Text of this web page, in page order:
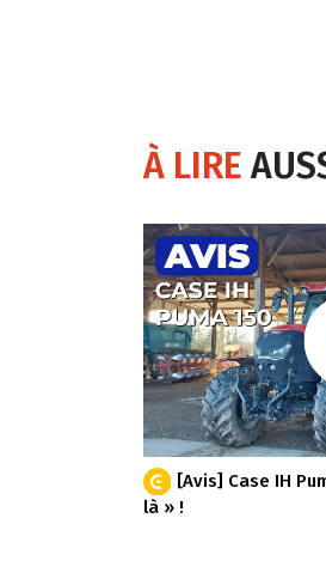
À LIRE
[Avis] Case IH
là » !